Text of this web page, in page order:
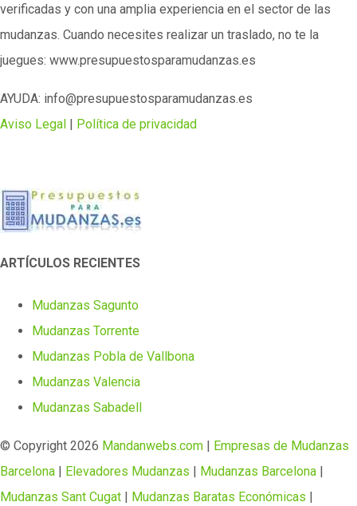
verificadas y con una amplia experiencia en el sector de las
mudanzas. Cuando necesites realizar un traslado, no te la
juegues: www.presupuestosparamudanzas.es
AYUDA: info@presupuestosparamudanzas.es
Aviso Legal
Política de privacidad
ARTÍCULOS RECIENTES
Mudanzas Sagunto
Mudanzas Torrente
Mudanzas Pobla de Vallbona
Mudanzas Valencia
Mudanzas Sabadell
© Copyright 2026 Mandanwebs.com | Empresas de Mudanzas
Barcelona | Elevadores Mudanzas | Mudanzas Barcelona |
Mudanzas Sant Cugat | Mudanzas Baratas Económicas |